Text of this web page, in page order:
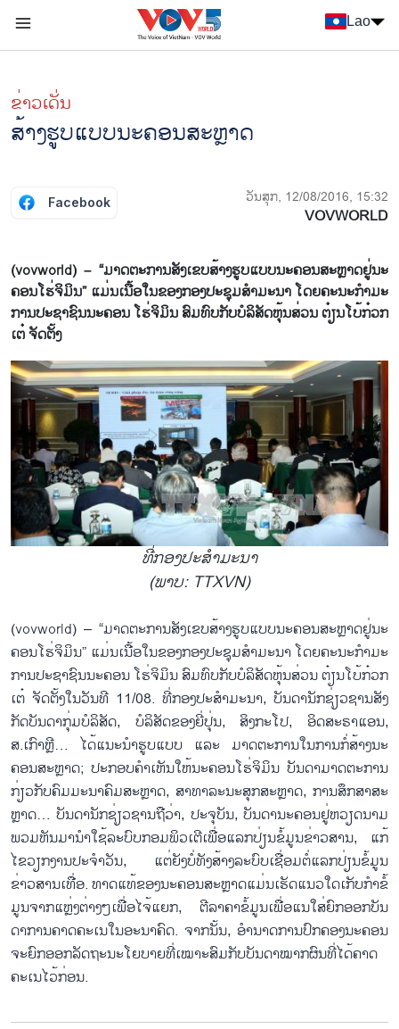
Lao
ຂ່າວເດັ່ນ
ສ້າງຮູບແບບນະຄອນສະຫຼາດ
Facebook ວັນສຸກ, 12/08/2016, 15:32
VOVWORLD
(vovworld) – “ມາດ​ຕະ​ການ​ສັງ​ເຂບສ້າງ​ຮູບ​ແບບ​ນະ​ຄອນ​ສະ​ຫຼາດ​ຢູ່​ນະ​
ຄອນ​ໂຮ່​ຈິ​ມິນ” ແມ່ນ​ເນື້ອ​ໃນ​ຂອງກອງ​ປະ​ຊຸມ​ສຳ​ມະ​ນາ ໂດຍ​ຄະ​ນະ​ກຳ​ມະ​
ການ​ປະ​ຊາ​ຊົນ​ນະ​ຄອນ ໂຮ່​ຈິ​ມິນ ສົມ​ທົບ​ກັບ​ບໍ​ລິ​ສັດຫຸ້ນ​ສ່ວນ ຕ໋​ຽນ​ໂບ້​ກ໋ວກ​
ເຕ໋ ຈັດ​ຕັ້ງ
ທີ່ກອງ​ປ​ະ​ສຳ​ມະ​ນາ
(ພາບ: TTXVN)
(vovworld) – “ມາດ​ຕະ​ການ​ສັງ​ເຂບສ້າງ​ຮູບ​ແບບ​ນະ​ຄອນ​ສະ​ຫຼາດ​ຢູ່​ນະ​
ຄອນ​ໂຮ່​ຈິ​ມິນ” ແມ່ນ​ເນື້ອ​ໃນ​ຂອງກອງ​ປະ​ຊຸມ​ສຳ​ມະ​ນາ ໂດຍ​ຄະ​ນະ​ກຳ​ມະ​
ການ​ປະ​ຊາ​ຊົນ​ນະ​ຄອນ ໂຮ່​ຈິ​ມິນ ສົມ​ທົບ​ກັບ​ບໍ​ລິ​ສັດຫຸ້ນ​ສ່ວນ ຕ໋​ຽນ​ໂບ້​ກ໋ວກ​
ເຕ໋ ຈັດ​ຕັ້ງ​ໃນ​ວັນ​ທີ 11/08. ທີ່ກອງ​ປ​ະ​ສຳ​ມະ​ນາ, ບັນ​ດາ​ນັກ​ຊ່ຽວ​ຊານ​ສັງ​
ກັດ​ບັນ​ດາ​ກຸ່ມ​ບໍ​ລິ​ສັດ, ບໍ​ລິ​ສັດ​ຂອງ​ຍີ່​ປຸ່ນ, ສິງ​ກະ​ໂປ, ອິດ​ສະ​ຣາ​ແອນ,
ສ.ເກົາ​ຫຼີ… ​ໄດ້​ແນະ​ນຳຮູບ​ແບບ ແລະ ມາດ​ຕະ​ການ​ໃນ​ການກໍ່​ສ້າງນະ​
ຄອນ​ສະ​ຫຼາດ; ປະ​ກອບຄຳ​ເຫັ​​ນ​ໃຫ້​ນະ​ຄອນ​ໂຮ່​ຈິ​ມິນ​ ບັນ​ດາ​ມາດ​ຕະ​ການ​
ກ່ຽວ​ກັບ​ຄົມ​ມະ​ນາ​ຄົມ​ສະ​ຫຼາດ, ສາ​ທາ​ລະ​ນະ​ສຸກ​ສະ​ຫຼາດ, ການ​ສຶກ​ສາ​ສະ​
ຫຼາດ… ບັນ​ດາ​ນັ​ກ​ຊ່ຽວ​ຊ​ານ​ຖື​ວ່າ, ປະ​ຈຸ​ບັນ, ບັນ​ດາ​ນະ​ຄອນ​ຢູ່​ຫວຽດ​ນາມ
ພວມຫັນ​ມາ​ນຳ​ໃຊ້​ລະ​ບົບ​ກອມ​ພິວ​ເຕີເພື່ອ​ແລກ​ປ່ຽນ​ຂໍ້​ມູນ​ຂ່າວ​ສານ, ແກ​້​
ໄຂວຽກ​ງານ​ປະ​ຈຳ​ວັນ, ແຕ່​ຍັງບໍ່​ທັງ​ສ້າງລະ​ບົບ​ເຊື່ອມ​ຕໍ່​ແລກ​ປ່ຽນ​ຂໍ້​ມູນ​
ຂ່າວ​ສານ​ເທື່ອ. ທາດ​ແທ້​ຂອງ​ນ​ະ​ຄອນ​ສະ​ຫຼາດ​ແມ່ນ​ເຮັດ​ແນວ​ໃດ​ເກ​ັບ​ກຳ​ຂໍ້​
ມູນ​ຈາກ​ແຫຼ່ງ​ຕ່າງໆ​ເພື່ອ​ໄຈ້​ແຍກ, ຕີ​ລາ​ຄາຂໍ້ມູນ​ເພື່ອ​ແນ​ໃສ່​ຍົກ​ອອກ​ບັນ​
ດາ​ການ​ຄາດ​ຄະ​ເນ​ໃນ​ອະ​ນາ​ຄົດ. ຈາກນັ້ນ, ອຳ​ນາດ​ການ​ປົກ​ຄອງ​ນະ​ຄອນ​
ຈະ​ຍົກ​ອອກ​ລັດ​ຖະ​ນະ​ໂຍ​ບາຍ​ທີ່​ເໝາະ​ສົມ​ກັບ​ບັນ​ດາ​ໝາກ​ຜົນ​ທີ່​ໄດ​້​ຄາດ​
ຄະ​ເນ​ໄວ້​ກ່ອນ.